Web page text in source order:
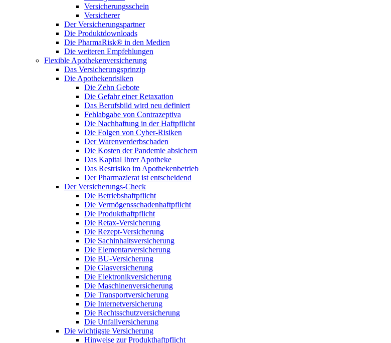
Versicherungsschein
Versicherer
Der Versicherungspartner
Die Produktdownloads
Die PharmaRisk® in den Medien
Die weiteren Empfehlungen
Flexible Apothekenversicherung
Das Versicherungsprinzip
Die Apothekenrisiken
Die Zehn Gebote
Die Gefahr einer Retaxation
Das Berufsbild wird neu definiert
Fehlabgabe von Contrazeptiva
Die Nachhaftung in der Haftpflicht
Die Folgen von Cyber-Risiken
Der Warenverderbschaden
Die Kosten der Pandemie absichern
Das Kapital Ihrer Apotheke
Das Restrisiko im Apothekenbetrieb
Der Pharmazierat ist entscheidend
Der Versicherungs-Check
Die Betriebshaftpflicht
Die Vermögensschadenhaftpflicht
Die Produkthaftpflicht
Die Retax-Versicherung
Die Rezept-Versicherung
Die Sachinhaltsversicherung
Die Elementarversicherung
Die BU-Versicherung
Die Glasversicherung
Die Elektronikversicherung
Die Maschinenversicherung
Die Transportversicherung
Die Internetversicherung
Die Rechtsschutzversicherung
Die Unfallversicherung
Die wichtigste Versicherung
Hinweise zur Produkthaftpflicht